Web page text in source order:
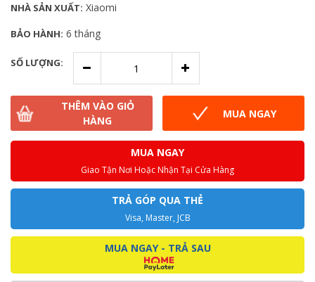
NHÀ SẢN XUẤT: Xiaomi
BẢO HÀNH: 6 tháng
SỐ LƯỢNG:
THÊM VÀO GIỎ
HÀNG
MUA NGAY
MUA NGAY
Giao Tận Nơi Hoặc Nhận Tại Cửa Hàng
TRẢ GÓP QUA THẺ
Visa, Master, JCB
MUA NGAY - TRẢ SAU